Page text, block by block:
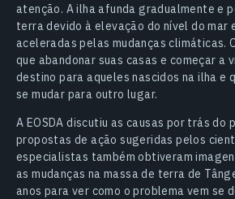
atenção. A ilha afunda gradualmente e
terra devido à elevação do nível do mar
aceleradas pelas mudanças climáticas.
que abandonar suas casas e começar a
destino para aqueles nascidos na ilha e
se mudar para outro lugar.
A EOSDA discutiu as causas por trás do
propostas de ação sugeridas pelos
especialistas também obtiveram
as mudanças na massa de terra de
anos para ver como o problema vem se